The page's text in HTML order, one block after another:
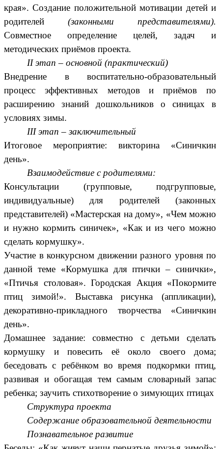
края».Создание положительной мотивации детей и
родителей (законными представителями).
Совместное определение целей, задач и
методических приёмов проекта.
II этап – основной (практический)
Внедрение в воспитательно-образовательный
процесс эффективных методов и приёмов по
расширению знаний дошкольников о синицах в
условиях зимы.
III этап – заключительный
Итоговое мероприятие: викторина «Синичкин
день».
Взаимодействие с родителями:
Консультации (групповые, подгрупповые,
индивидуальные) для родителей (законных
представителей) «Мастерская на дому», «Чем можно
и нужно кормить синичек», «Как и из чего можно
сделать кормушку».
Участие в конкурсном движении разного уровня по
данной теме «Кормушка для птички – синички»,
«Птичья столовая». Городская Акция «Покормите
птиц зимой!». Выставка рисунка (аппликации),
декоративно-прикладного творчества «Синичкин
день».
Домашнее задание: совместно с детьми сделать
кормушку и повесить её около своего дома;
беседовать с ребёнком во время подкормки птиц,
развивая и обогащая тем самым словарный запас
ребенка; заучить стихотворение о зимующих птицах
Структура проекта
Содержание образовательной деятельности
Познавательное развитие